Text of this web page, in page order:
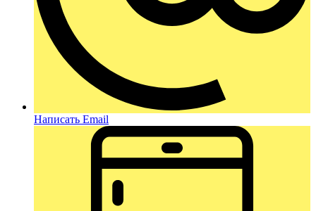
Написать Email